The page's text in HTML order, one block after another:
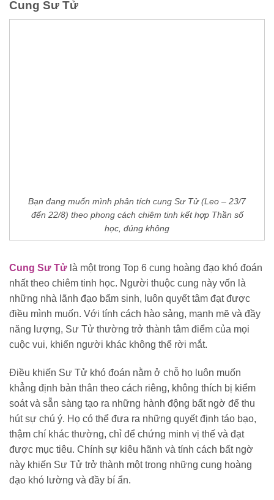
Cung Sư Tử
Bạn đang muốn mình phân tích cung Sư Tử (Leo – 23/7
đến 22/8) theo phong cách chiêm tinh kết hợp Thần số
học, đúng không
Cung Sư Tử là một trong Top 6 cung hoàng đạo khó đoán
nhất theo chiêm tinh học. Người thuộc cung này vốn là
những nhà lãnh đạo bẩm sinh, luôn quyết tâm đạt được
điều mình muốn. Với tính cách hào sảng, mạnh mẽ và đầy
năng lượng, Sư Tử thường trở thành tâm điểm của mọi
cuộc vui, khiến người khác không thể rời mắt.
Điều khiến Sư Tử khó đoán nằm ở chỗ họ luôn muốn
khẳng định bản thân theo cách riêng, không thích bị kiểm
soát và sẵn sàng tạo ra những hành động bất ngờ để thu
hút sự chú ý. Họ có thể đưa ra những quyết định táo bạo,
thậm chí khác thường, chỉ để chứng minh vị thế và đạt
được mục tiêu. Chính sự kiêu hãnh và tính cách bất ngờ
này khiến Sư Tử trở thành một trong những cung hoàng
đạo khó lường và đầy bí ẩn.